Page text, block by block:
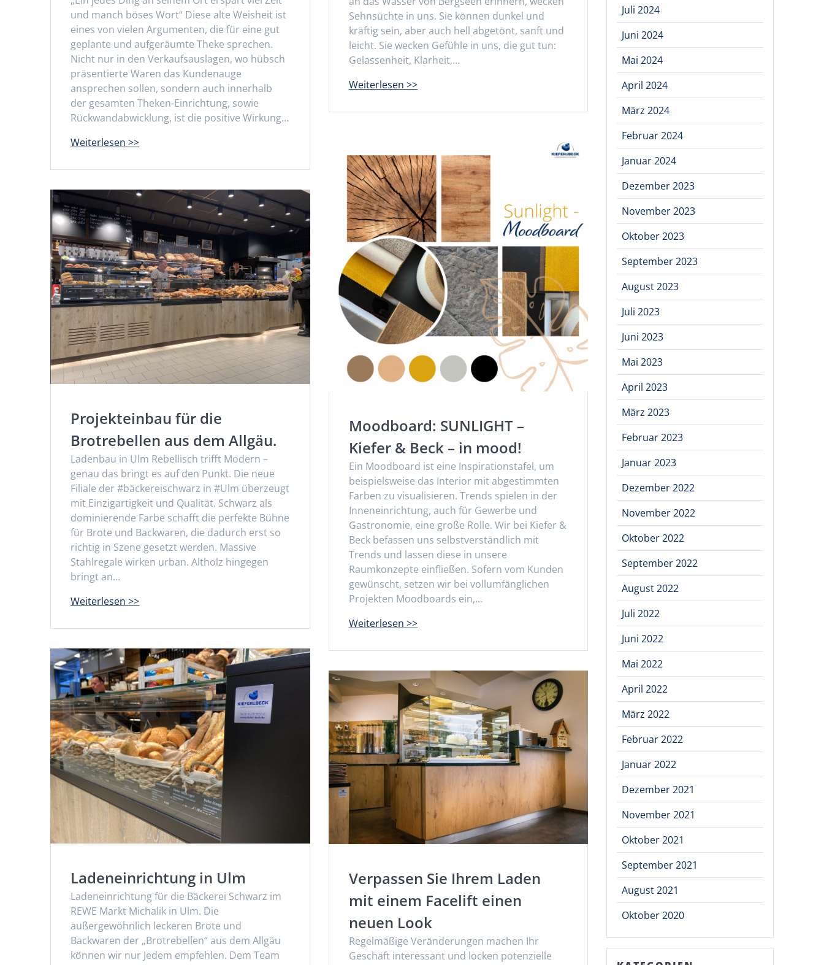
und manch böses Wort“ Diese alte Weisheit ist
eines von vielen Argumenten, die für eine gut
geplante und aufgeräumte Theke sprechen.
Nicht nur in den Verkaufsauslagen, wo hübsch
präsentierte Waren das Kundenauge
ansprechen sollen, sondern auch innerhalb
der gesamten Theken-Einrichtung, sowie
Rückwandabwicklung, ist die positive Wirkung…
Sehnsüchte in uns. Sie können dunkel und
kräftig sein, aber auch hell abgetönt, sanft und
leicht. Sie wecken Gefühle in uns, die gut tun:
Gelassenheit, Klarheit,…
Moodboard: SUNLIGHT –
Kiefer & Beck – in mood!
Ein Moodboard ist eine Inspirationstafel, um
beispielsweise das Interior mit abgestimmten
Farben zu visualisieren. Trends spielen in der
Inneneinrichtung, auch für Gewerbe und
Gastronomie, eine große Rolle. Wir bei Kiefer &
Beck befassen uns selbstverständlich mit
Trends und lassen diese in unsere
Raumkonzepte einfließen. Sofern vom Kunden
gewünscht, setzen wir bei vollumfänglichen
Projekten Moodboards ein,…
Projekteinbau für die
Brotrebellen aus dem Allgäu.
Ladenbau in Ulm Rebellisch trifft Modern –
genau das bringt es auf den Punkt. Die neue
Filiale der #bäckereischwarz in #Ulm überzeugt
mit Einzigartigkeit und Qualität. Schwarz als
dominierende Farbe schafft die perfekte Bühne
für Brote und Backwaren, die dadurch erst so
richtig in Szene gesetzt werden. Massive
Stahlregale wirken urban. Altholz hingegen
bringt an…
Ladeneinrichtung in Ulm
Ladeneinrichtung für die Bäckerei Schwarz im
REWE Markt Michalik in Ulm. Die
außergewöhnlich leckeren Brote und
Backwaren der „Brotrebellen“ aus dem Allgäu
können wir nur Jedem empfehlen. Dem Team
Verpassen Sie Ihrem Laden
mit einem Facelift einen
neuen Look
Regelmäßige Veränderungen machen Ihr
Geschäft interessant und locken potenzielle
Juli 2024
Juni 2024
Mai 2024
April 2024
März 2024
Februar 2024
Januar 2024
Dezember 2023
November 2023
Oktober 2023
September 2023
August 2023
Juli 2023
Juni 2023
Mai 2023
April 2023
März 2023
Februar 2023
Januar 2023
Dezember 2022
November 2022
Oktober 2022
September 2022
August 2022
Juli 2022
Juni 2022
Mai 2022
April 2022
März 2022
Februar 2022
Januar 2022
Dezember 2021
November 2021
Oktober 2021
September 2021
August 2021
Oktober 2020